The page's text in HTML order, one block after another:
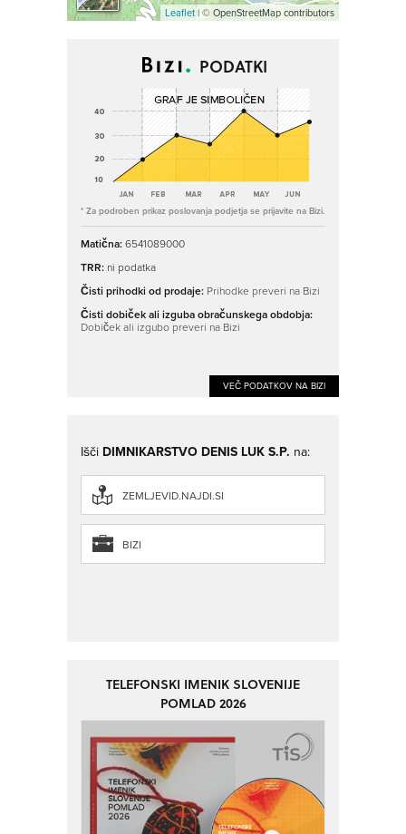
Leaflet| © OpenStreetMap contributors
PODATKI
* Za podroben prikaz poslovanja podjetja se prijavite na Bizi.
Matična:6541089000
TRR: ni podatka
Čisti prihodki od prodaje: Prihodke preveri na Bizi
Čisti dobiček ali izguba obračunskega obdobja:
Dobiček ali izgubo preveri na Bizi
VEČ PODATKOV NA BIZI
Išči DIMNIKARSTVO DENIS LUK S.P. na:
ZEMLJEVID.NAJDI.SI
BIZI
TELEFONSKI IMENIK SLOVENIJE
POMLAD 2026